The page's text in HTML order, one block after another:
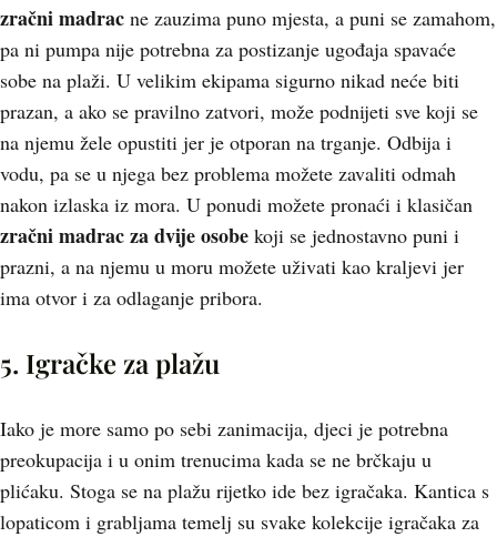
zračni madrac ne zauzima puno mjesta, a puni se zamahom,
pa ni pumpa nije potrebna za postizanje ugođaja spavaće
sobe na plaži. U velikim ekipama sigurno nikad neće biti
prazan, a ako se pravilno zatvori, može podnijeti sve koji se
na njemu žele opustiti jer je otporan na trganje. Odbija i
vodu, pa se u njega bez problema možete zavaliti odmah
nakon izlaska iz mora. U ponudi možete pronaći i klasičan
zračni madrac za dvije osobe koji se jednostavno puni i
prazni, a na njemu u moru možete uživati kao kraljevi jer
ima otvor i za odlaganje pribora.
5. Igračke za plažu
Iako je more samo po sebi zanimacija, djeci je potrebna
preokupacija i u onim trenucima kada se ne brčkaju u
plićaku. Stoga se na plažu rijetko ide bez igračaka. Kantica s
lopaticom i grabljama temelj su svake kolekcije igračaka za